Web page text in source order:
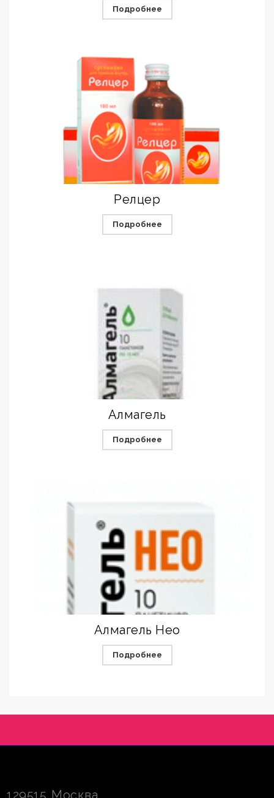
Подробнее
Релцер
Подробнее
Алмагель
Подробнее
Алмагель Нео
Подробнее